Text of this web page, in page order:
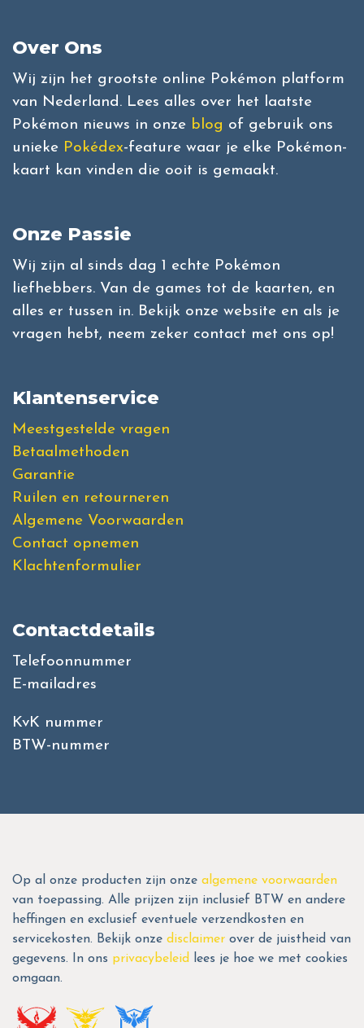
Over Ons
Wij zijn het grootste online Pokémon platform
van Nederland. Lees alles over het laatste
Pokémon nieuws in onze blog of gebruik ons
unieke Pokédex-feature waar je elke Pokémon-
kaart kan vinden die ooit is gemaakt.
Onze Passie
Wij zijn al sinds dag 1 echte Pokémon
liefhebbers. Van de games tot de kaarten, en
alles er tussen in. Bekijk onze website en als je
vragen hebt, neem zeker contact met ons op!
Klantenservice
Meestgestelde vragen
Betaalmethoden
Garantie
Ruilen en retourneren
Algemene Voorwaarden
Contact opnemen
Klachtenformulier
Contactdetails
Telefoonnummer
E-mailadres
KvK nummer
BTW-nummer
Op al onze producten zijn onze algemene voorwaarden
van toepassing. Alle prijzen zijn inclusief BTW en andere
heffingen en exclusief eventuele verzendkosten en
servicekosten. Bekijk onze disclaimer over de juistheid van
gegevens. In ons privacybeleid
lees je hoe we met cookies
omgaan.